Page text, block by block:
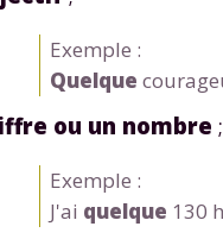
Exemple :
Quelque
ou un nombre ;
Exemple :
J'ai quelque 130